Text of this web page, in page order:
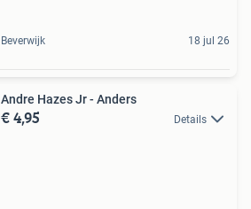
Beverwijk 18 jul 26
Andre Hazes Jr - Anders
€ 4,95 Details